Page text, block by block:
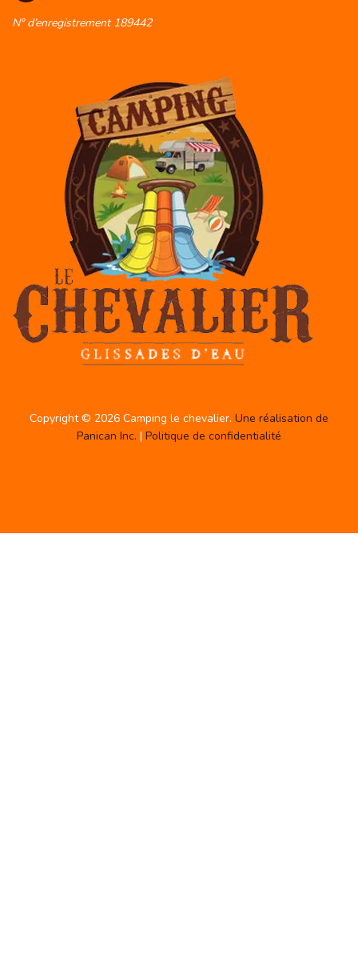
N° d’enregistrement 189442
Copyright © 2026 Camping le chevalier. Une réalisation de
Panican Inc. | Politique de confidentialité